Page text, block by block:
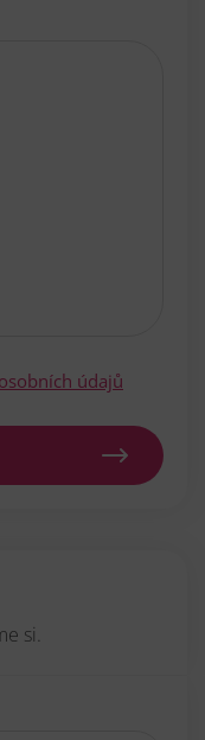
údajů
si.